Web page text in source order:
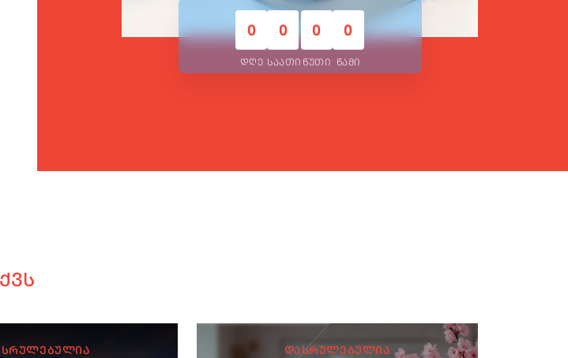
ᲓᲐᲒᲕᲘᲢᲝᲕᲔ ᲜᲝᲛᲔᲠᲘ 🚀
ჩვენი უძრავი ქონების ექსპერტი
შეგარჩევინებთ ოცნების ბინას💙
0
ᲓᲦᲔ
0
ᲡᲐᲐᲗᲘ
0
ᲬᲣᲗᲘ
0
ᲬᲐᲛᲘ
ᲓᲐᲡᲠᲣᲚᲔᲑᲣᲚᲘᲐ